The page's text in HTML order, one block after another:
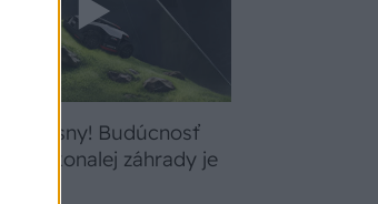
svoje sny! Budúcnosť
dokonalej záhrady je